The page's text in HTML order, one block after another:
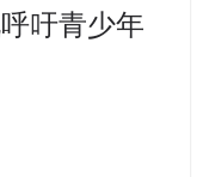
吁青少年